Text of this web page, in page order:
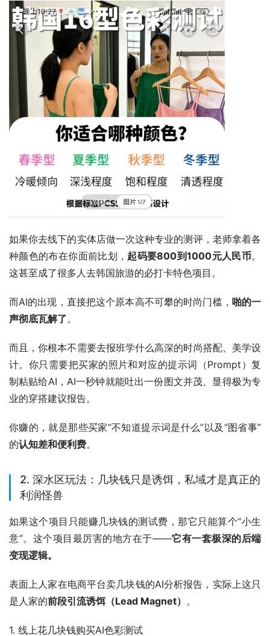
如果你去线下的实体店做一次这种专业的测评，老师拿着各
种颜色的布在你面前比划， 起码要800到1000元人民币。
这甚至成了很多人去韩国旅游的必打卡特色项目。
而AI的出现，直接把这个原本高不可攀的时尚门槛， 啪的一
声彻底瓦解了。
而且，你根本不需要去报班学什么高深的时尚搭配、美学设
计。你只需要把买家的照片和对应的提示词（Prompt）复
制粘贴给AI，AI一秒钟就能吐出一份图文并茂、显得极为专
业的穿搭建议报告。
你赚的，就是那些买家“不知道提示词是什么”以及“图省事”
的认知差和便利费。
2. 深水区玩法：几块钱只是诱饵，私域才是真正的
利润怪兽
如果这个项目只能赚几块钱的测试费，那它只能算个“小生
意”。这个项目最厉害的地方在于——它有一套极深的后端
变现逻辑。
表面上人家在电商平台卖几块钱的AI分析报告，实际上这只
是人家的前段引流诱饵（Lead Magnet） 。
1. 线上花几块钱购买AI色彩测试